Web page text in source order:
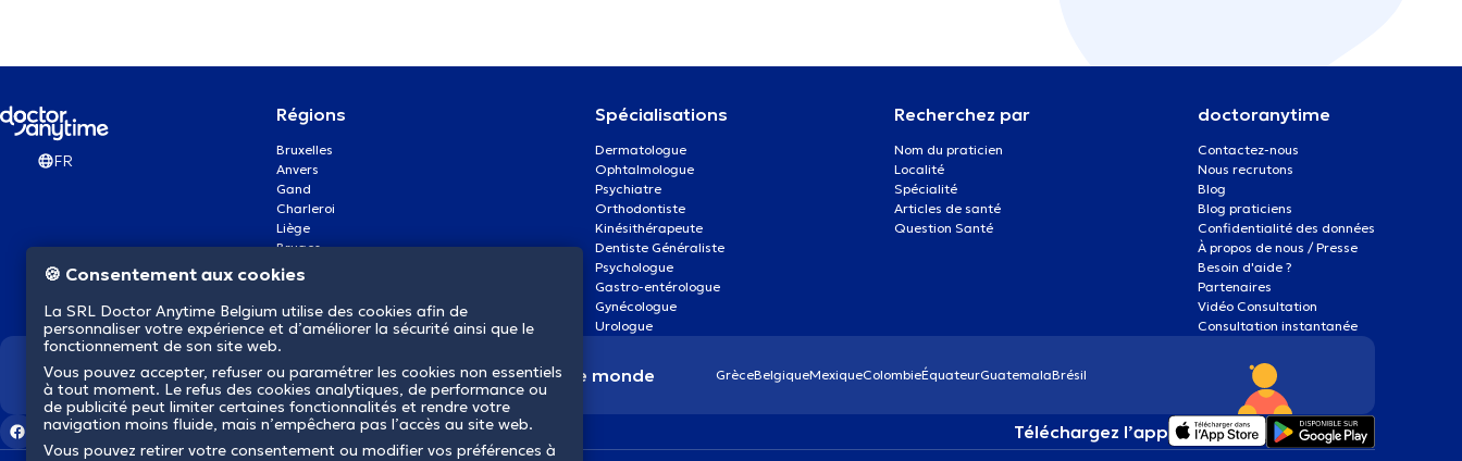
FR
Régions
Bruxelles
Anvers
Gand
Charleroi
Liège
Bruges
Namur
Mons
Aalst Flandre-Orientale
Spécialisations
Dermatologue
Ophtalmologue
Psychiatre
Orthodontiste
Kinésithérapeute
Dentiste Généraliste
Psychologue
Gastro-entérologue
Gynécologue
Urologue
Recherchez par
Nom du praticien
Localité
Spécialité
Articles de santé
Question Santé
doctoranytime
Contactez-nous
Nous recrutons
Blog
Blog praticiens
Confidentialité des données
À propos de nous / Presse
Besoin d'aide ?
Partenaires
Vidéo Consultation
Consultation instantanée
Nous révolutionnons la santé dans le monde GrèceBelgiqueMexiqueColombieÉquateurGuatemalaBrésil
Téléchargez l’app
🍪 Consentement aux cookies
La SRL Doctor Anytime Belgium utilise des cookies afin de
personnaliser votre expérience et d’améliorer la sécurité ainsi que le
fonctionnement de son site web.
Vous pouvez accepter, refuser ou paramétrer les cookies non essentiels
à tout moment. Le refus des cookies analytiques, de performance ou
de publicité peut limiter certaines fonctionnalités et rendre votre
navigation moins fluide, mais n’empêchera pas l’accès au site web.
Vous pouvez retirer votre consentement ou modifier vos préférences à